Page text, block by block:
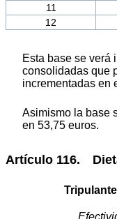
11
12
Esta base se verá
consolidadas que
incrementadas en
Asimismo la base
en 53,75 euros.
Artículo 116.